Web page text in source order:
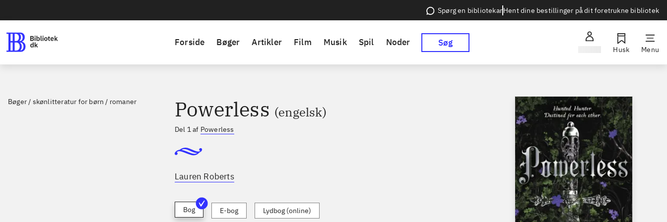
Spørg en bibliotekarHent dine bestillinger på dit foretrukne bibliotek
Forside Bøger Artikler Film Musik Spil Noder Søg
Husk Menu
Bøger / skønlitteratur for børn / romaner Powerless (engelsk)
Del 1 af Powerless
Lauren Roberts
Bog E-bog Lydbog (online)